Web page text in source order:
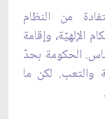
من النظام
الإلهيّة، وإقامة
الحكومة بحدّ
والتعب. لكن ما